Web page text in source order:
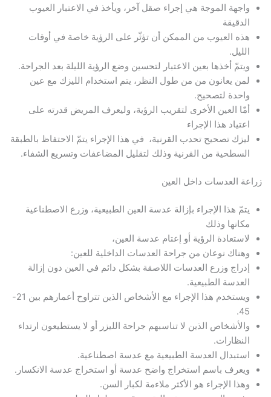
واجهة الموجة هي إجراء صقل آخر، ويأخذ في الاعتبار العيوب
الدقيقة
هذه العيوب من الممكن أن تؤثّر على الرؤية خاصة في أوقات
الليل.
ويتمّ أخذها بعين الاعتبار لتحسين وضع الرؤية الليلة بعد الجراحة.
لمن يعانون من من طول النظر، يتم استخدام الليزك مع عين
واحدة لتصحيح.
أمّا العين الأخرى لتقريب الرؤية، وليعرف المريض قدرته على
اعتياد هذا الإجراء
ليزك تصحيح تحدب القرنية، في هذا الإجراء يتمّ الاحتفاظ بالطبقة
السطحية من القرنية وذلك لتقليل المضاعفات وتسريع الشفاء.
زراعة العدسات داخل العين
يتمّ هذا الإجراء بإزالة عدسة العين الطبيعية، وزرع الاصطناعية
مكانها وذلك
لاستعادة الرؤية أو إعتام عدسة العين،
وهناك نوعان من جراحة العدسات الداخلية للعين:
إدراج وزرع العدسات اللاصقة بشكل دائم في العين دون إزالة
العدسة الطبيعية.
ويستخدم هذا الإجراء مع الأشخاص الذين تتراوح أعمارهم بين 21-
45.
والأشخاص الذين لا تناسبهم جراحة الليزر أو لا يستطيعون ارتداء
النظارات.
استبدال العدسة الطبيعية مع عدسة اصطناعية.
ويعرف باسم استخراج واضح عدسة أو استخراج عدسة الانكسار.
وهذا الإجراء هو الأكثر ملاءمة لكبار السن.